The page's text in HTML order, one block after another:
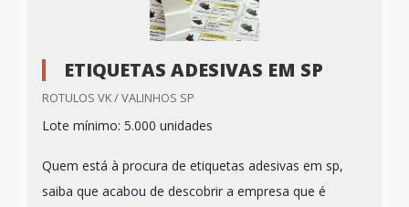
ETIQUETAS ADESIVAS EM SP
ROTULOS VK / VALINHOS SP
Lote mínimo: 5.000 unidades
Quem está à procura de etiquetas adesivas em sp,
saiba que acabou de descobrir a empresa que é